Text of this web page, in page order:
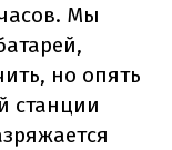
Мы
но опять
станции